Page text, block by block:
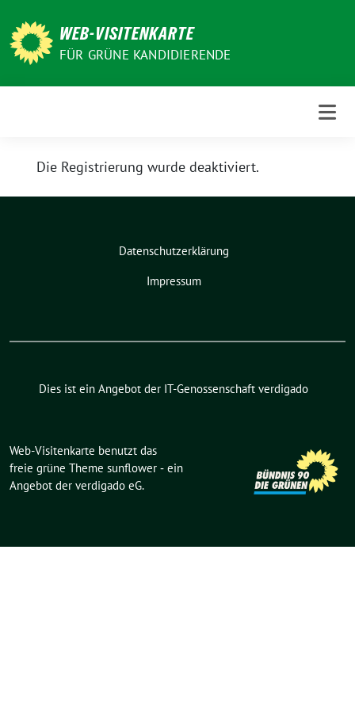
zum
Inhalt
WEB-VISITENKARTE
FÜR GRÜNE KANDIDIERENDE
Die Registrierung wurde deaktiviert.
Datenschutzerklärung
Impressum
Dies ist ein Angebot der IT-Genossenschaft verdigado
Web-Visitenkarte benutzt das
freie grüne Theme sunflower ‐ ein
Angebot der verdigado eG.